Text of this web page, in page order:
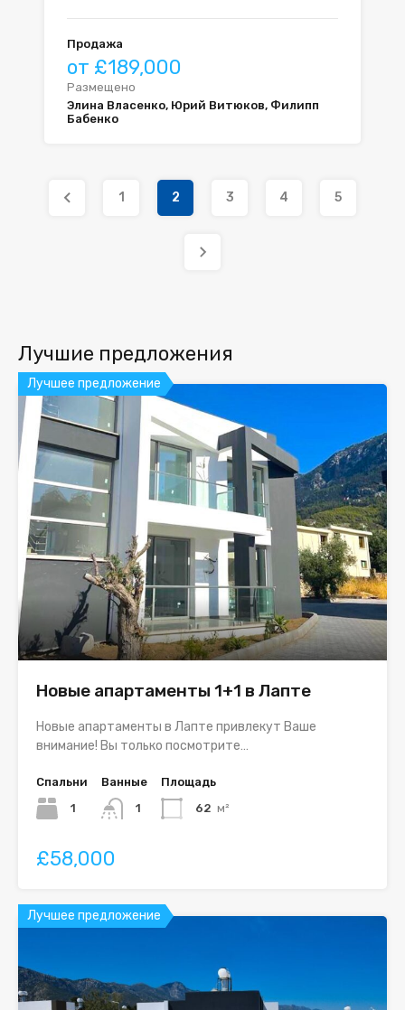
Продажа
от £189,000
Размещено
Элина Власенко, Юрий Витюков, Филипп
Бабенко
1 2 3 4 5
Лучшие предложения
Лучшее предложение
Новые апартаменты 1+1 в Лапте
Новые апартаменты в Лапте привлекут Ваше
внимание! Вы только посмотрите…
Спальни
1
Ванные
1
Площадь
62 м²
£58,000
Лучшее предложение